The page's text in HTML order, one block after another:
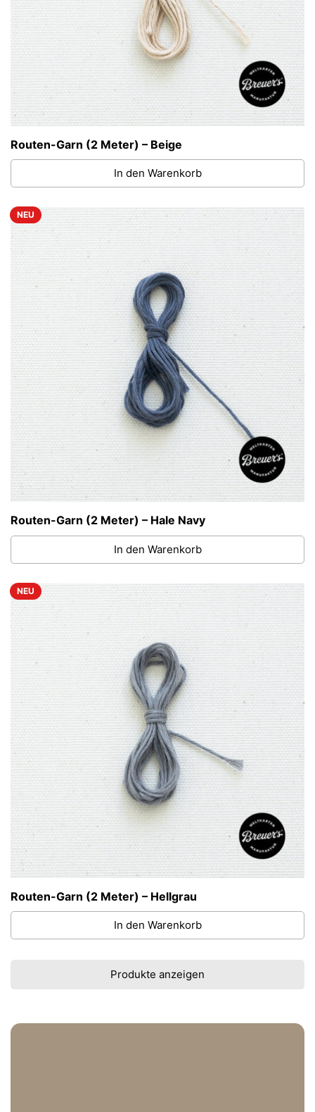
Routen-Garn (2 Meter) – Beige
In den Warenkorb
Routen-Garn (2 Meter) – Hale Navy
In den Warenkorb
NEU
Routen-Garn (2 Meter) – Hellgrau
In den Warenkorb
NEU
Produkte anzeigen